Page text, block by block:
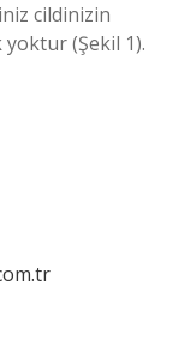
cildinizin
yoktur (Şekil 1).